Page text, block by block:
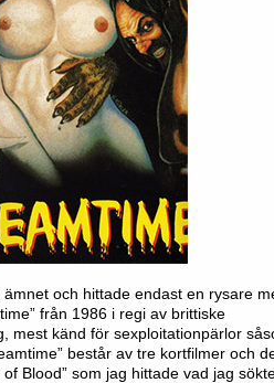
och hittade endast en rysare
från 1986 i regi av brittiske
mest känd för sexploitationpärlor
består av tre kortfilmer och
Blood” som jag hittade vad jag